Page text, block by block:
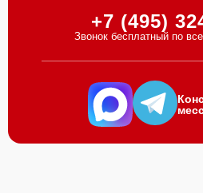
+7 (495)
Звонок бесплатный по